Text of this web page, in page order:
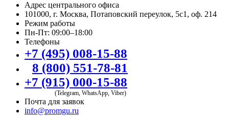
Адрес центрального офиса
101000, г. Москва, Потаповский переулок, 5с1, оф. 214
Режим работы
Пн-Пт: 09:00–18:00
Телефоны
+7 (495) 008-15-88
8 (800) 551-78-81
+7 (915) 000-15-88
(Telegram, WhatsApp, Viber)
Почта для заявок
info@promgu.ru